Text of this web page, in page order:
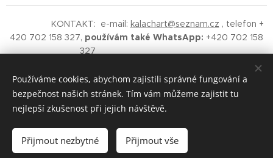
KONTAKT: e-mail: kalachart@seznam.cz , telefon +
420 702 158 327, používám také WhatsApp: +420 702 158
327
AUTORSKÁ ORIGINÁLNÍ TVORBA.Upozornění - na obsah
těchto stránek se vztahuje ochrana autorských práv.
RESPEKTUJTE.
Používáme cookies, abychom zajistili správné fungování a
bezpečnost našich stránek. Tím vám můžeme zajistit tu
nejlepší zkušenost při jejich návštěvě.
Přijmout nezbytné Přijmout vše